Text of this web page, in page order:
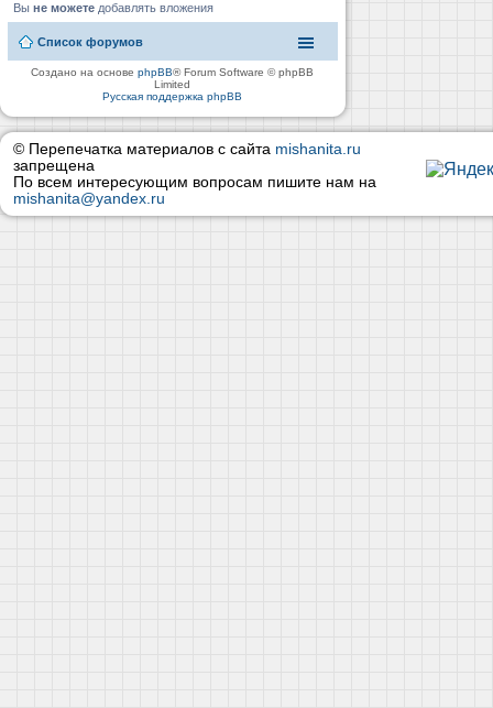
Вы не можете добавлять вложения
Список форумов
Создано на основеphpBB® Forum Software © phpBB
Limited
Русская поддержка phpBB
© Перепечатка материалов с сайта mishanita.ru
запрещена
По всем интересующим вопросам пишите нам на
mishanita@yandex.ru